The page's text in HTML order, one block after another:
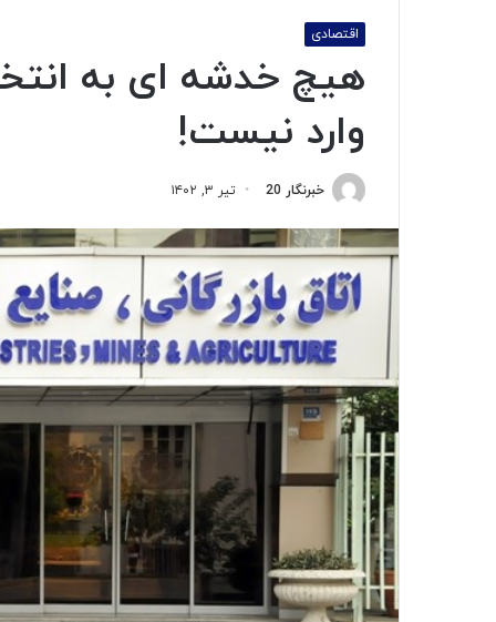
اقتصادی
هیچ خدشه‌ ای به
وارد نیست!
خبرنگار 20 تیر ۳, ۱۴۰۲